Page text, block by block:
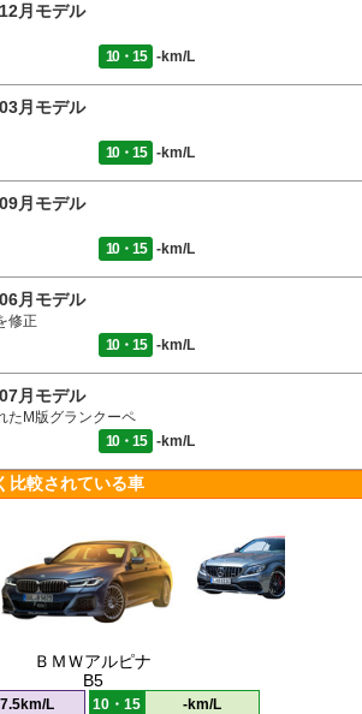
月モデル
10・15 -km/L
月モデル
10・15 -km/L
月モデル
10・15 -km/L
月モデル
修正
10・15 -km/L
月モデル
たM版グランクーペ
10・15 -km/L
比較されている車
ＢＭＷアルピナ
B5
7.5km/L 10・15 -km/L